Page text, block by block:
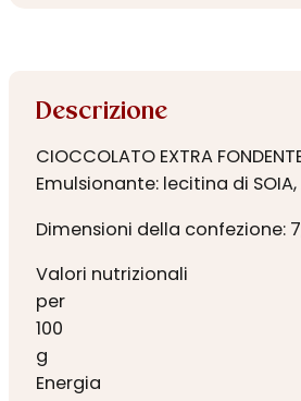
Descrizione
CIOCCOLATO EXTRA
Emulsionante: lecitina di SOIA,
Dimensioni della confezione:
Valori nutrizionali
per
100
g
Energia